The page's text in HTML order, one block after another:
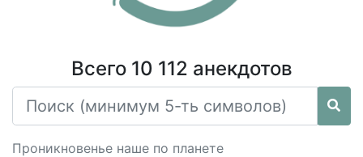
Всего 10 112 анекдотов
Проникновенье наше по планете